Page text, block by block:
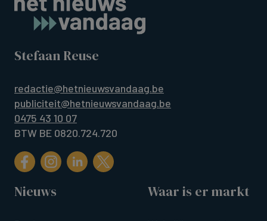
Stefaan Reuse
redactie@hetnieuwsvandaag.be
publiciteit@hetnieuwsvandaag.be
0475 43 10 07
BTW BE 0820.724.720
Nieuws Waar is er markt